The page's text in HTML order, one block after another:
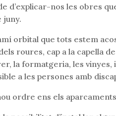
d’explicar-nos les obres
juny.
orbital que tots estem
roures, cap a la capella
la formatgeria, les
a les persones amb
ordre ens els